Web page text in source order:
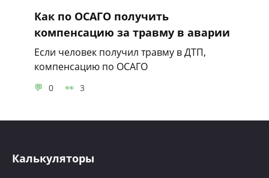
Как по ОСАГО получить
компенсацию за травму в аварии
Если человек получил травму в ДТП,
компенсацию по ОСАГО
0 3
Калькуляторы